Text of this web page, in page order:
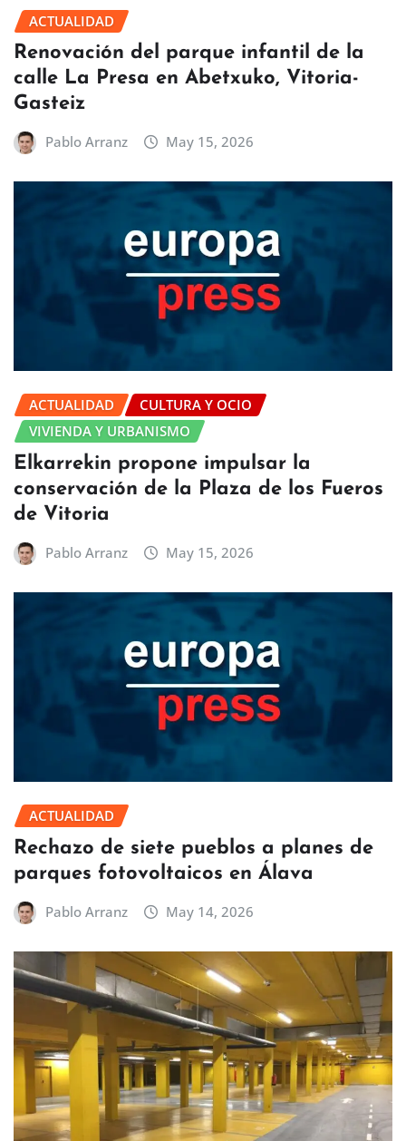
ACTUALIDAD
Renovación del parque infantil de la
calle La Presa en Abetxuko, Vitoria-
Gasteiz
Pablo Arranz May 15, 2026
ACTUALIDAD
CULTURA Y OCIO
VIVIENDA Y URBANISMO
Elkarrekin propone impulsar la
conservación de la Plaza de los Fueros
de Vitoria
Pablo Arranz May 15, 2026
ACTUALIDAD
Rechazo de siete pueblos a planes de
parques fotovoltaicos en Álava
Pablo Arranz May 14, 2026